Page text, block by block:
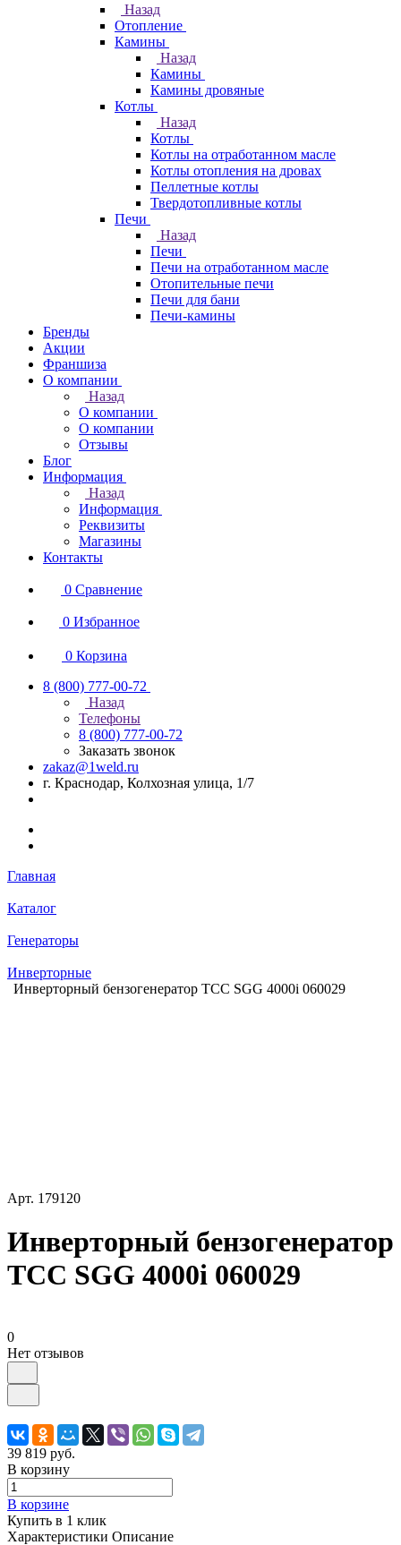
Назад
Отопление
Камины
Назад
Камины
Камины дровяные
Котлы
Назад
Котлы
Котлы на отработанном масле
Котлы отопления на дровах
Пеллетные котлы
Твердотопливные котлы
Печи
Назад
Печи
Печи на отработанном масле
Отопительные печи
Печи для бани
Печи-камины
Бренды
Акции
Франшиза
О компании
Назад
О компании
О компании
Отзывы
Блог
Информация
Назад
Информация
Реквизиты
Магазины
Контакты
0 Сравнение
0 Избранное
0 Корзина
8 (800) 777-00-72
Назад
Телефоны
8 (800) 777-00-72
Заказать звонок
zakaz@1weld.ru
г. Краснодар, Колхозная улица, 1/7
Главная
Каталог
Генераторы
Инверторные
Инверторный бензогенератор ТСС SGG 4000i 060029
Арт. 179120
Инверторный бензогенератор
ТСС SGG 4000i 060029
0
Нет отзывов
39 819 руб.
В корзину
В корзине
Купить в 1 клик
Характеристики Описание